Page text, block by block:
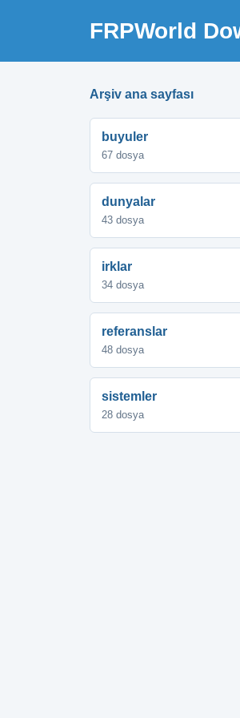
FRPWorld
Arşiv ana sayfası
buyuler
67 dosya
dunyalar
43 dosya
irklar
34 dosya
referanslar
48 dosya
sistemler
28 dosya